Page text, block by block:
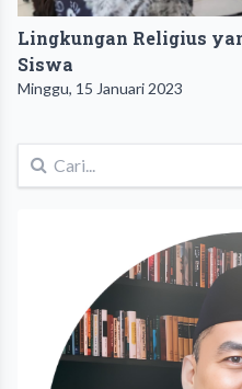
Lingkungan Religius
Siswa
Minggu, 15 Januari 2023